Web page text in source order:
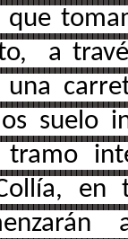
a
una
suelo
tramo